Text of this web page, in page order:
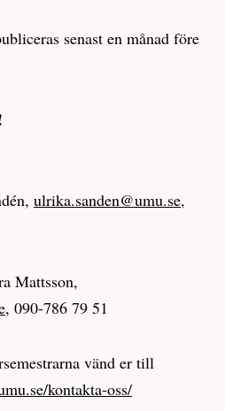
senast en månad före
ulrika.sanden@umu.se,
Mattsson,
, 090-786 79 51
vänd er till
kontakta-oss/